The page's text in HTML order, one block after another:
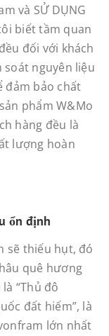
và SỬ DỤNG
biết tầm quan
đối với khách
soát nguyên liệu
đảm bảo chất
phẩm W&Mo
hàng đều là
lượng hoàn
ổn định
sẽ thiếu hụt, đó
quê hương
“Thủ đô
đất hiếm”, là
lớn nhất